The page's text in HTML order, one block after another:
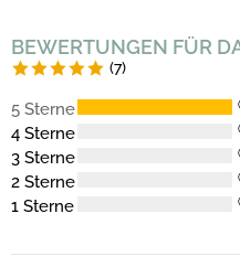
BEWERTUNGEN FÜR
(7)
5 Sterne
4 Sterne
3 Sterne
2 Sterne
1 Sterne